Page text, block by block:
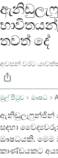
තවත් දේ
අවසන් වරට
මුල් පිටුව ඖෂධ
ඇනිඩුලැෆුන්ජින්
සඳහා
ඖෂධයකි. මෙම
කාණ්ඩයකට